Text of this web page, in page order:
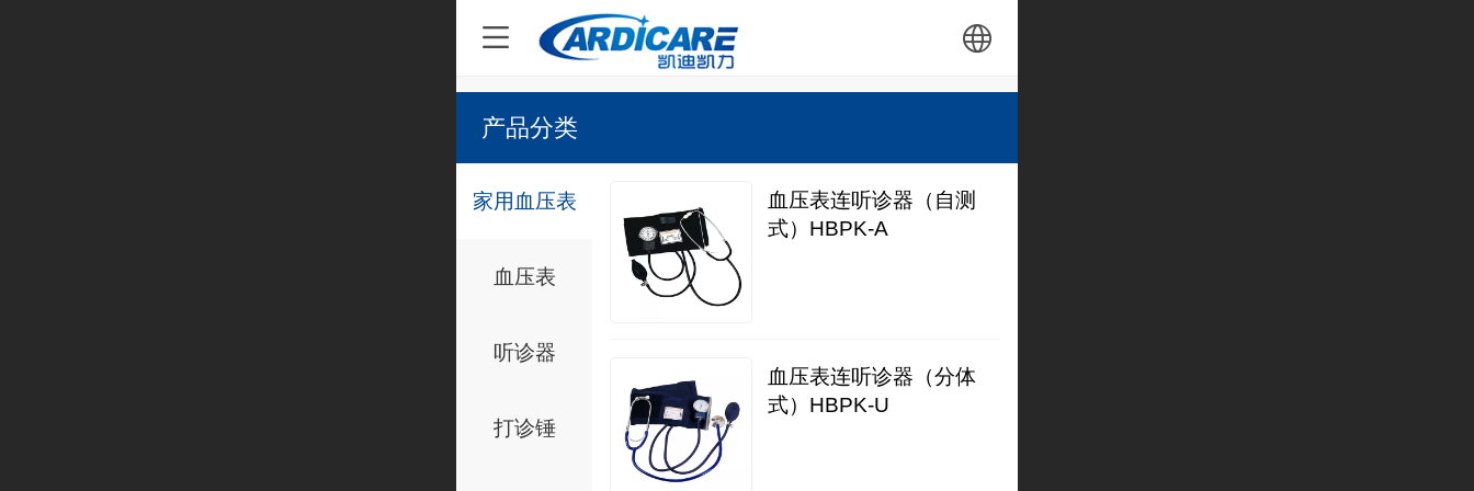
产品分类
家用血压表
血压表
听诊器
打诊锤
血压表连听诊器（自测
式）HBPK-A
血压表连听诊器（分体
式）HBPK-U